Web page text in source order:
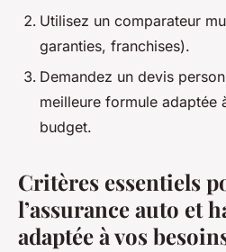
Utilisez un comparateur
garanties, franchises).
Demandez un devis
meilleure formule
budget.
Critères essentiels
l’assurance auto et
adaptée à vos